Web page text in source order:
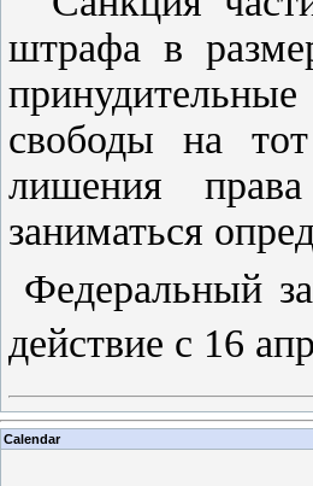
штрафа в
свободы на
лишения
заниматься
Федеральный
действие с 16
Calendar